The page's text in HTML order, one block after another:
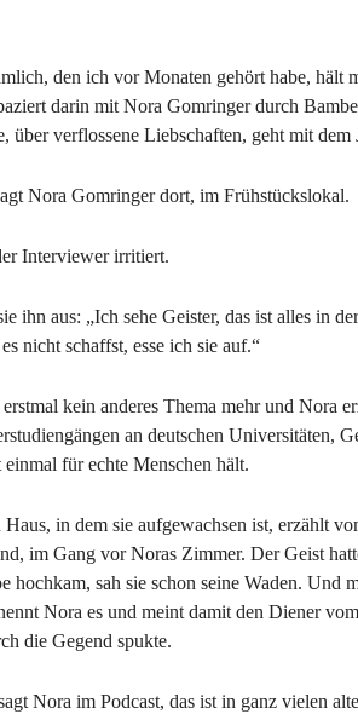
den ich vor Monaten gehört habe, hält
darin mit Nora Gomringer durch
über verflossene Liebschaften, geht mit
Nora Gomringer dort, im Frühstückslokal.
Interviewer irritiert.
ihn aus: „Ich sehe Geister, das ist alles in
nicht schaffst, esse ich sie auf.“
kein anderes Thema mehr und Nora
an deutschen Universitäten,
einmal für echte Menschen hält.
in dem sie aufgewachsen ist, erzählt
im Gang vor Noras Zimmer. Der Geist
hochkam, sah sie schon seine Waden. Und
Nora es und meint damit den Diener
die Gegend spukte.
Nora im Podcast, das ist in ganz vielen